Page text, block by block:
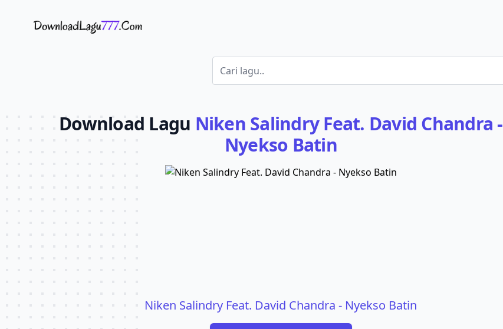
Download Lagu - LaguJoss.com
Download Lagu Niken Salindry Feat. David Chandra -
Nyekso Batin
Niken Salindry Feat. David Chandra - Nyekso Batin